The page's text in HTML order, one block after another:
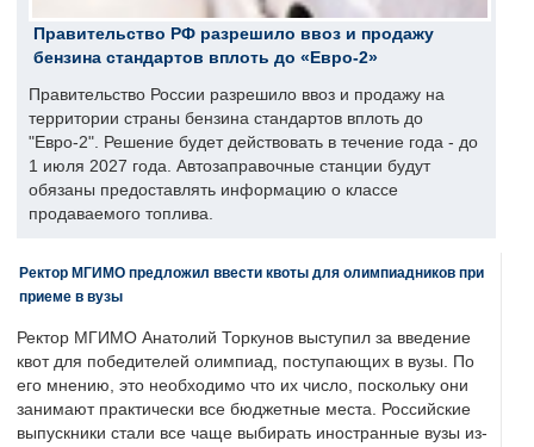
Правительство РФ разрешило ввоз и продажу
бензина стандартов вплоть до «Евро-2»
Правительство России разрешило ввоз и продажу на
территории страны бензина стандартов вплоть до
"Евро-2". Решение будет действовать в течение года - до
1 июля 2027 года. Автозаправочные станции будут
обязаны предоставлять информацию о классе
продаваемого топлива.
Ректор МГИМО предложил ввести квоты для олимпиадников при
приеме в вузы
Ректор МГИМО Анатолий Торкунов выступил за введение
квот для победителей олимпиад, поступающих в вузы. По
его мнению, это необходимо что их число, поскольку они
занимают практически все бюджетные места. Российские
выпускники стали все чаще выбирать иностранные вузы из-